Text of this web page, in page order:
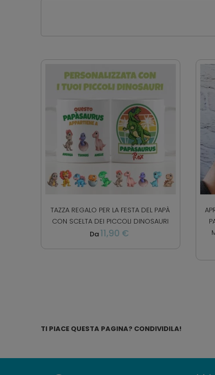
TAZZA REGALO PER LA FESTA DEL PAPÀ
CON SCELTA DEI PICCOLI DINOSAURI
Da11,90 €
TI PIACE QUESTA PAGINA? CONDIVIDILA!